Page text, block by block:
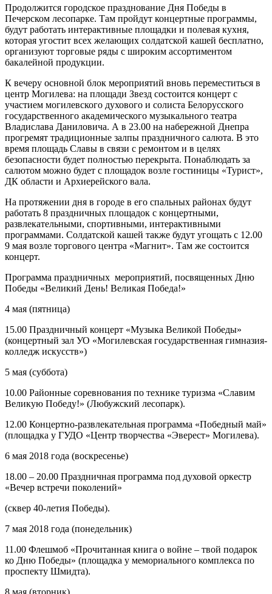
Продолжится городское празднование Дня Победы в
Печерском лесопарке. Там пройдут концертные программы,
будут работать интерактивные площадки и полевая кухня,
которая угостит всех желающих солдатской кашей бесплатно,
организуют торговые ряды с широким ассортиментом
бакалейной продукции.
К вечеру основной блок мероприятий вновь переместиться в
центр Могилева: на площади Звезд состоится концерт с
участием могилевского духового и солиста Белорусского
государственного академического музыкального театра
Владислава Даниловича. А в 23.00 на набережной Днепра
прогремят традиционные залпы праздничного салюта. В это
время площадь Славы в связи с ремонтом и в целях
безопасности будет полностью перекрыта. Понаблюдать за
салютом можно будет с площадок возле гостиницы «Турист»,
ДК области и Архиерейского вала.
На протяжении дня в городе в его спальных районах будут
работать 8 праздничных площадок с концертными,
развлекательными, спортивными, интерактивными
программами. Солдатской кашей также будут угощать с 12.00
9 мая возле торгового центра «Магнит». Там же состоится
концерт.
Программа праздничных мероприятий, посвященных Дню
Победы «Великий День! Великая Победа!»
4 мая (пятница)
15.00 Праздничный концерт «Музыка Великой Победы»
(концертный зал УО «Могилевская государственная гимназия-
колледж искусств»)
5 мая (суббота)
10.00 Районные соревнования по технике туризма «Славим
Великую Победу!» (Любужский лесопарк).
12.00 Концертно-развлекательная программа «Победный май»
(площадка у ГУДО «Центр творчества «Эверест» Могилева).
6 мая 2018 года (воскресенье)
18.00 – 20.00 Праздничная программа под духовой оркестр
«Вечер встречи поколений»
(сквер 40-летия Победы).
7 мая 2018 года (понедельник)
11.00 Флешмоб «Прочитанная книга о войне – твой подарок
ко Дню Победы» (площадка у мемориального комплекса по
проспекту Шмидта).
8 мая (вторник)